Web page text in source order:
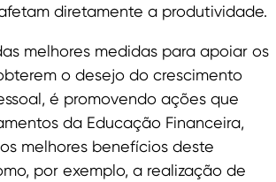
diretamente a produtividade.
melhores medidas para apoiar os
o desejo do crescimento
é promovendo ações que
da Educação Financeira,
melhores benefícios deste
por exemplo, a realização de